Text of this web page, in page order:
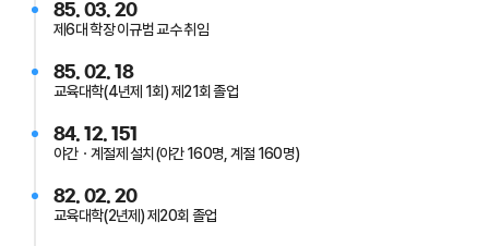
85. 03. 20
제6대 학장 이규범 교수 취임
85. 02. 18
교육대학(4년제 1회) 제21회 졸업
84. 12. 151
야간ㆍ계절제 설치(야간 160명, 계절 160명)
82. 02. 20
교육대학(2년제) 제20회 졸업